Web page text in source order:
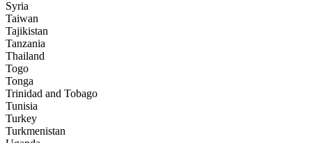
Syria
Taiwan
Tajikistan
Tanzania
Thailand
Togo
Tonga
Trinidad and Tobago
Tunisia
Turkey
Turkmenistan